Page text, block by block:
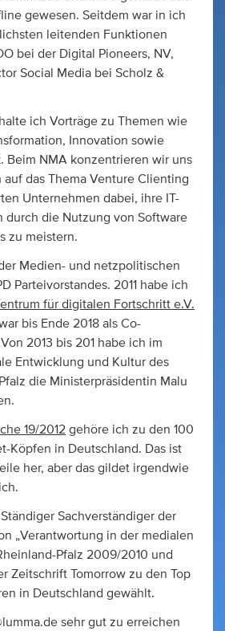
gewesen. Seitdem war in ich
leitenden Funktionen
bei der Digital Pioneers, NV,
Social Media bei Scholz &
ich Vorträge zu Themen wie
Innovation sowie
Beim NMA konzentrieren wir uns
das Thema Venture Clienting
Unternehmen dabei, ihre IT-
durch die Nutzung von Software
zu meistern.
Medien- und netzpolitischen
Parteivorstandes. 2011 habe ich
für digitalen Fortschritt e.V.
bis Ende 2018 als Co-
2013 bis 201 habe ich im
Entwicklung und Kultur des
die Ministerpräsidentin Malu
19/2012 gehöre ich zu den 100
Köpfen in Deutschland. Das ist
her, aber das gildet irgendwie
Sachverständiger der
„Verantwortung in der medialen
Pfalz 2009/2010 und
Zeitschrift Tomorrow zu den Top
in Deutschland gewählt.
sehr gut zu erreichen